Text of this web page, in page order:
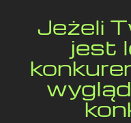
Jeżeli
jest